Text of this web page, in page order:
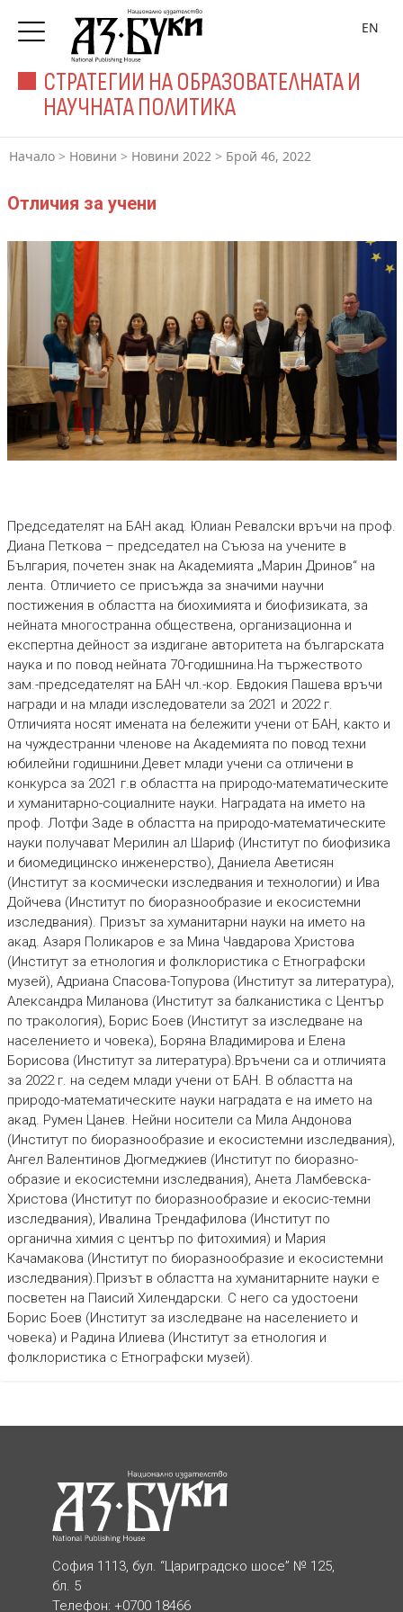
СТРАТЕГИИ НА ОБРАЗОВАТЕЛНАТА И
НАУЧНАТА ПОЛИТИКА
EN
Начало > Новини > Новини 2022 > Брой 46, 2022
Отличия за учени
Председателят на БАН акад. Юлиан Ревалски връчи на проф.
Диана Петкова – председател на Съюза на учените в
България, почетен знак на Академията „Марин Дринов“ на
лента. Отличието се присъжда за значими научни
постижения в областта на биохимията и биофизиката, за
нейната многостранна обществена, организационна и
експертна дейност за издигане авторитета на българската
наука и по повод нейната 70-годишнина.На тържеството
зам.-председателят на БАН чл.-кор. Евдокия Пашева връчи
награди и на млади изследователи за 2021 и 2022 г.
Отличията носят имената на бележити учени от БАН, както и
на чуждестранни членове на Академията по повод техни
юбилейни годишнини.Девет млади учени са отличени в
конкурса за 2021 г.в областта на природо-математическите
и хуманитарно-социалните науки. Наградата на името на
проф. Лотфи Заде в областта на природо-математическите
науки получават Мерилин ал Шариф (Институт по биофизика
и биомедицинско инженерство), Даниела Аветисян
(Институт за космически изследвания и технологии) и Ива
Дойчева (Институт по биоразнообразие и екосистемни
изследвания). Призът за хуманитарни науки на името на
акад. Азаря Поликаров е за Мина Чавдарова Христова
(Институт за етнология и фолклористика с Етнографски
музей), Адриана Спасова-Топурова (Институт за литература),
Александра Миланова (Институт за балканистика с Център
по тракология), Борис Боев (Институт за изследване на
населението и човека), Боряна Владимирова и Елена
Борисова (Институт за литература).Връчени са и отличията
за 2022 г. на седем млади учени от БАН. В областта на
природо-математическите науки наградата е на името на
акад. Румен Цанев. Нейни носители са Mила Aндонова
(Институт по биоразнообразие и екосистемни изследвания),
Ангел Валентинов Дюгмеджиев (Институт по биоразно-
образие и екосистемни изследвания), Анета Ламбевска-
Христова (Институт по биоразнообразие и екосис-темни
изследвания), Ивалина Трендафилова (Институт по
органична химия с център по фитохимия) и Мария
Качамакова (Институт по биоразнообразие и екосистемни
изследвания).Призът в областта на хуманитарните науки е
посветен на Паисий Хилендарски. С него са удостоени
Борис Боев (Институт за изследване на населението и
човека) и Радина Илиева (Институт за етнология и
фолклористика с Етнографски музей).
София 1113, бул. “Цариградско шосе” № 125,
бл. 5
Телефон: +0700 18466